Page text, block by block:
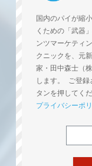
国内のパイが縮
くための「武器
ンツマーケティ
クニックを、元
家・田中森士（
します。 ご登録
タンを押してく
プライバシーポ